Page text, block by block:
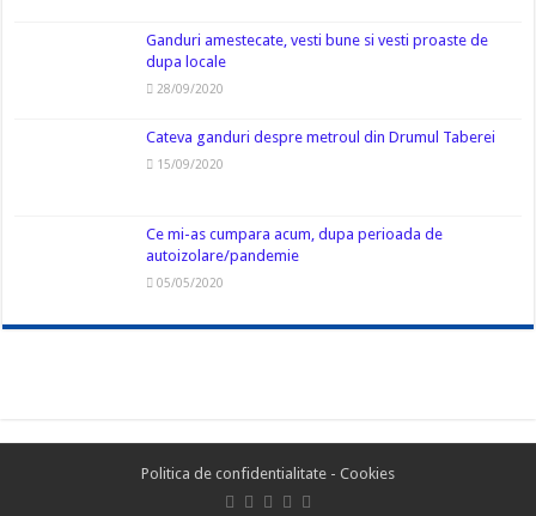
Ganduri amestecate, vesti bune si vesti proaste de
dupa locale
28/09/2020
Cateva ganduri despre metroul din Drumul Taberei
15/09/2020
Ce mi-as cumpara acum, dupa perioada de
autoizolare/pandemie
05/05/2020
Politica de confidentialitate - Cookies